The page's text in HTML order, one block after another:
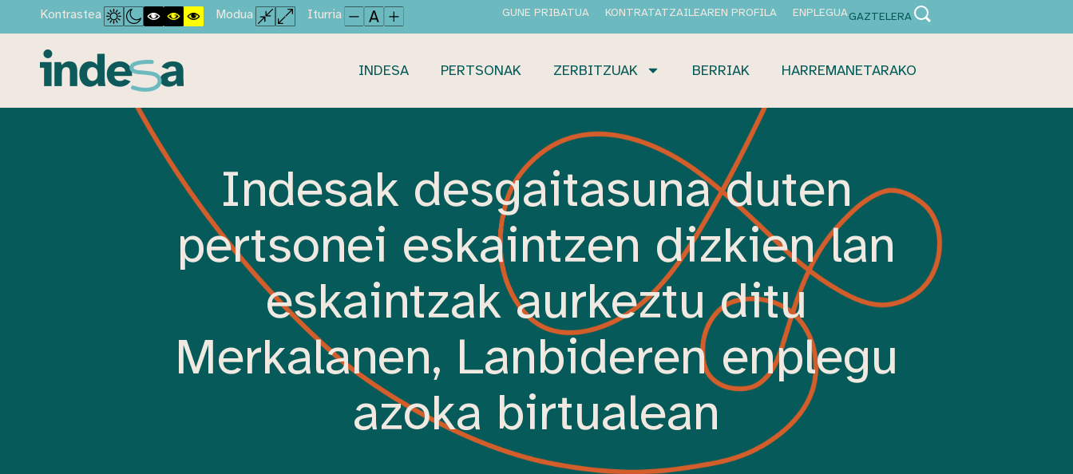
Kontrastea Modua Iturria GUNE PRIBATUA KONTRATATZAILEAREN PROFILA ENPLEGUAGAZTELERA
INDESA PERTSONAK ZERBITZUAK BERRIAK HARREMANETARAKO
Indesak desgaitasuna duten
pertsonei eskaintzen dizkien lan
eskaintzak aurkeztu ditu
Merkalanen, Lanbideren enplegu
azoka birtualean